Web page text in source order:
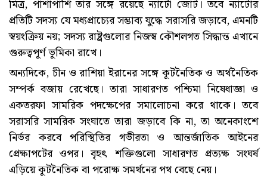
মিত্র, পাশাপাশি তার সঙ্গে রয়েছে ন্যাটো জোট। তবে ন্যাটোর
প্রতিটি সদস্য যে মধ্যপ্রাচ্যের সম্ভাব্য যুদ্ধে সরাসরি জড়াবে, এমনটি
স্বয়ংক্রিয় নয়; সদস্য রাষ্ট্রগুলোর নিজস্ব কৌশলগত সিদ্ধান্ত এখানে
গুরুত্বপূর্ণ ভূমিকা রাখে।
অন্যদিকে, চীন ও রাশিয়া ইরানের সঙ্গে কূটনৈতিক ও অর্থনৈতিক
সম্পর্ক বজায় রেখেছে। তারা সাধারণত পশ্চিমা নিষেধাজ্ঞা ও
একতরফা সামরিক পদক্ষেপের সমালোচনা করে থাকে। তবে
সরাসরি সামরিক সংঘাতে তারা জড়াবে কি না, তা অনেকাংশে
নির্ভর করবে পরিস্থিতির গভীরতা ও আন্তর্জাতিক আইনের
প্রেক্ষাপটের ওপর। বৃহৎ শক্তিগুলো সাধারণত প্রত্যক্ষ সংঘর্ষ
এড়িয়ে কূটনৈতিক বা পরোক্ষ সমর্থনের পথ বেছে নেয়।